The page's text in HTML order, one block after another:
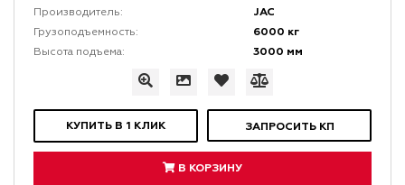
Производитель:
JAC
Грузоподъемность: 6000 кг
Высота подъема: 3000 мм
КУПИТЬ В 1 КЛИК ЗАПРОСИТЬ КП
В КОРЗИНУ